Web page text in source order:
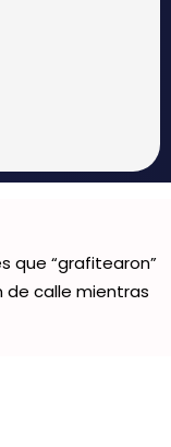
que “grafitearon”
de calle mientras